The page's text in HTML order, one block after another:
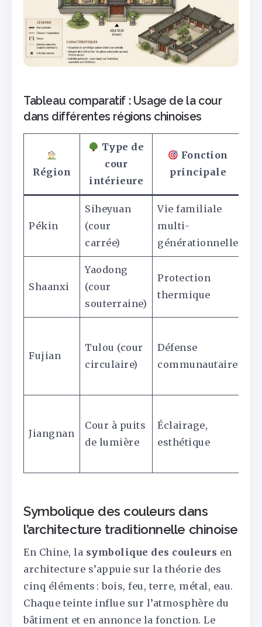
Tableau comparatif : Usage de la cour
dans différentes régions chinoises
Région
Type de
cour
intérieure
Fonction
principale
Pékin
Siheyuan
(cour
carrée)
Vie familiale
multi-
générationnelle
Shaanxi
Yaodong
(cour
souterraine)
Protection
thermique
Fujian
Tulou (cour
circulaire)
Défense
communautaire
Jiangnan
Cour à puits
de lumière
Éclairage,
esthétique
Symbolique des couleurs dans
l’architecture traditionnelle chinoise
En Chine, la symbolique des couleurs en
architecture s’appuie sur la théorie des
cinq éléments : bois, feu, terre, métal, eau.
Chaque teinte influe sur l’atmosphère du
bâtiment et en annonce la fonction. Le